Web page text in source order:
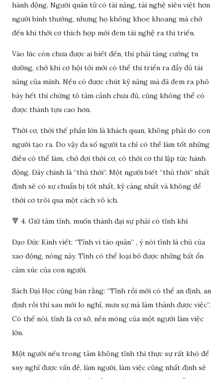
hành động. Người quân tử có tài năng, tài nghệ siêu việt hơn
người bình thường, nhưng họ không khoe khoang mà chờ
đến khi thời cơ thích hợp mới đem tài nghệ ra thi triển.
Vào lúc còn chưa được ai biết đến, thì phải tăng cường tu
dưỡng, chờ khi cơ hội tới mới có thể thi triển ra đầy đủ tài
năng của mình. Nếu có được chút kỹ năng mà đã đem ra phô
bày hết thì chứng tỏ tâm cảnh chưa đủ, cũng không thể có
được thành tựu cao hơn.
Thời cơ, thời thế phần lớn là khách quan, không phải do con
người tạo ra. Do vậy đa số người ta chỉ có thể làm tốt những
điều có thể làm, chờ đợi thời cơ, có thời cơ thì lập tức hành
động. Đây chính là “thủ thời”. Một người biết “thủ thời” nhất
định sẽ có sự chuẩn bị tốt nhất, kỹ càng nhất và không để
thời cơ trôi qua một cách vô ích.
🔻 4. Giữ tâm tĩnh, muốn thành đại sự phải có tĩnh khí
Đạo Đức Kinh viết: “Tĩnh vi táo quân” , ý nói tĩnh là chủ của
xao động, nóng nảy. Tĩnh có thể loại bỏ được những bất ổn
cảm xúc của con người.
Sách Đại Học cũng bàn rằng: “Tĩnh rồi mới có thể an định, an
định rồi thì sau mới lo nghĩ, mưu sự mà làm thành được việc”.
Có thể nói, tĩnh là cơ sở, nền móng của một người làm việc
lớn.
Một người nếu trong tâm không tĩnh thì thực sự rất khó để
suy nghĩ được vấn đề, làm người, làm việc cũng nhất định sẽ